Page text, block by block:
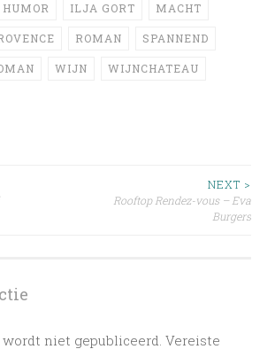
HUMOR ILJA GORT MACHT
ROMAN SPANNEND
WIJN WIJNCHATEAU
NEXT >
Rooftop Rendez-vous – Eva
Burgers
niet gepubliceerd. Vereiste